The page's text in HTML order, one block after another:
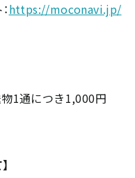
https://moconavi.jp/
1通につき1,000円